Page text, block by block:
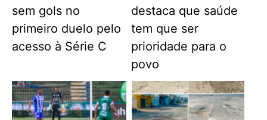
sem gols no
primeiro duelo pelo
acesso à Série C
destaca que saúde
tem que ser
prioridade para o
povo